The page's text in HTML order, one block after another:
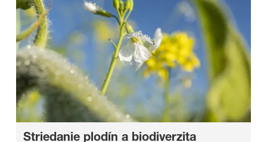
Striedanie plodín a biodiverzita